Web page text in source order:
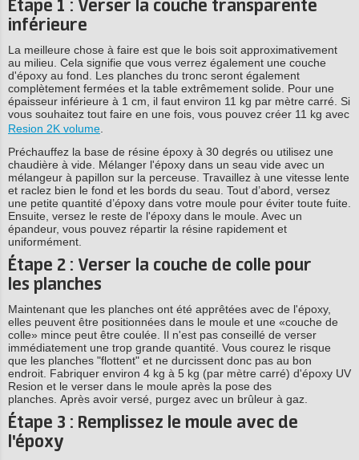
Étape 1 : Verser la couche transparente
inférieure
La meilleure chose à faire est que le bois soit approximativement
au milieu. Cela signifie que vous verrez également une couche
d'époxy au fond. Les planches du tronc seront également
complètement fermées et la table extrêmement solide. Pour une
épaisseur inférieure à 1 cm, il faut environ 11 kg par mètre carré. Si
vous souhaitez tout faire en une fois, vous pouvez créer 11 kg avec
Resion 2K volume
Préchauffez la base de résine époxy à 30 degrés ou utilisez une
chaudière à vide. Mélanger l'époxy dans un seau vide avec un
mélangeur à papillon sur la perceuse. Travaillez à une vitesse lente
et raclez bien le fond et les bords du seau. Tout d’abord, versez
une petite quantité d’époxy dans votre moule pour éviter toute fuite.
Ensuite, versez le reste de l'époxy dans le moule. Avec un
épandeur, vous pouvez répartir la résine rapidement et
uniformément.
Étape 2 : Verser la couche de colle pour
les planches
Maintenant que les planches ont été apprêtées avec de l'époxy,
elles peuvent être positionnées dans le moule et une «couche de
colle» mince peut être coulée. Il n'est pas conseillé de verser
immédiatement une trop grande quantité. Vous courez le risque
que les planches "flottent" et ne durcissent donc pas au bon
endroit. Fabriquer environ 4 kg à 5 kg (par mètre carré) d'époxy UV
Resion et le verser dans le moule après la pose des
planches. Après avoir versé, purgez avec un brûleur à gaz.
Étape 3 : Remplissez le moule avec de
l'époxy